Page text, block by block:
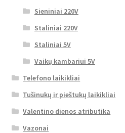
Sieniniai 220V
Staliniai 220V
Staliniai 5V
Vaikų kambariui 5V
Telefono laikikliai
Tušinukų ir pieštukų laikikliai
Valentino dienos atributika
Vazonai